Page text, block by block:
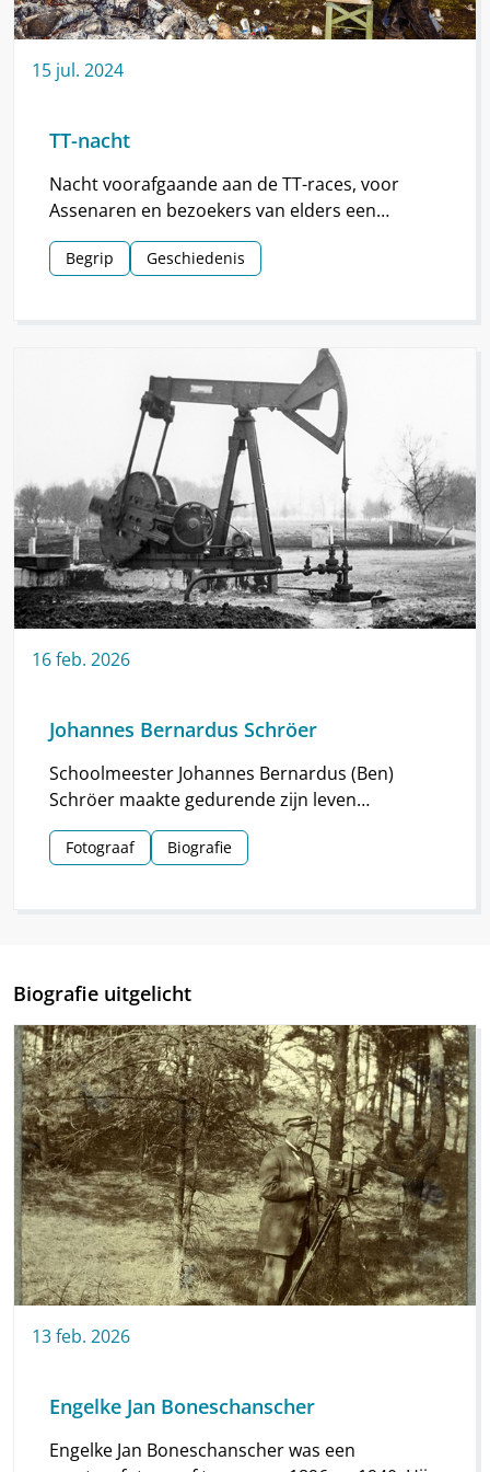
15 jul. 2024
TT-nacht
Nacht voorafgaande aan de TT-races, voor
Assenaren en bezoekers van elders een
hoogtepunt van de TT.
Begrip Geschiedenis
16feb. 2026
Johannes Bernardus Schröer
Schoolmeester Johannes Bernardus (Ben)
Schröer maakte gedurende zijn leven
haarscherpe foto’s in en om Nieuw-
Schoonebeek.
Fotograaf Biografie
Biografie uitgelicht
13feb. 2026
Engelke Jan Boneschanscher
Engelke Jan Boneschanscher was een